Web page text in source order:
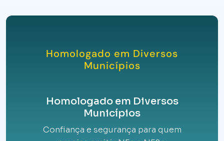
Homologado em Diversos
Municípios
Homologado em Diversos
Municípios
Confiança e segurança para quem